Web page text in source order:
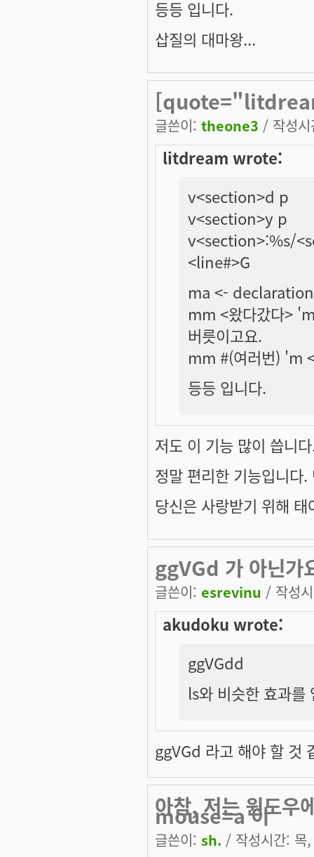
등등 입니다.
삽질의 대마왕...
글쓴이: theone3 / 작성
litdream wrote:
v<section>d p
v<section>y p
v<section>:%s/
<line#>G
ma <- declaration
mm <왔다갔다>
버릇이고요.
mm #(여러번) 'm
등등 입니다.
저도 이 기능 많이 씁니
정말 편리한 기능입니다
당신은 사랑받기 위해 태
ggVGd 가 아닌가
글쓴이: esrevinu / 작성
akudoku wrote:
ggVGdd
ls와 비슷한 효과를
ggVGd 라고 해야 할 것
아참, 저는 윈도
mouse=a 이
글쓴이: sh. / 작성시간: